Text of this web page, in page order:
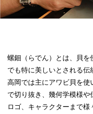
螺鈿（らでん）とは、貝を
でも特に美しいとされる伝
高岡では主にアワビ貝を
で切り抜き、幾何学模様
ロゴ、キャラクターまで